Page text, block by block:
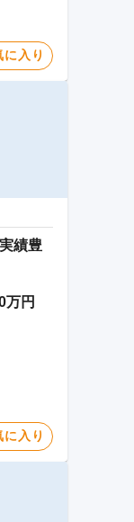
に入り
績豊
万円
に入り